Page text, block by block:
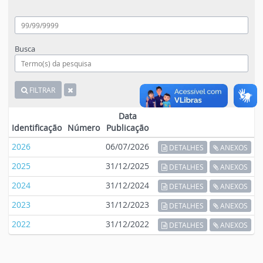
Busca
FILTRAR
Identificação Número
Data
Publicação
2026
06/07/2026 DETALHES ANEXOS
2025 31/12/2025 DETALHES ANEXOS
2024 31/12/2024 DETALHES ANEXOS
2023 31/12/2023 DETALHES ANEXOS
2022 31/12/2022 DETALHES ANEXOS